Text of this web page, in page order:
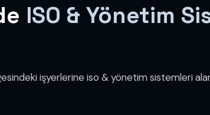
ISO & Yönetim
işyerlerine iso & yönetim sistemleri